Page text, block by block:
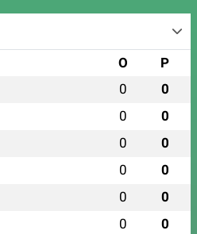
O P
0 0
0 0
0 0
0 0
0 0
0 0